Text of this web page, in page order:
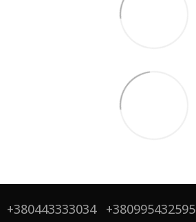
+380443333034 +380995432595